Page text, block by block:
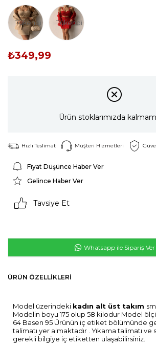
Tükendi Tükendi
₺349,99
Ürün stoklarımızda
Hızlı Teslimat Müşteri Hizmetleri
Fiyat Düşünce Haber Ver
Gelince Haber Ver
Tavsiye Et
Whatsapp ile Sipariş Ver
ÜRÜN ÖZELLIKLERI
Model üzerindeki kadın alt üst takım
Modelin boyu 175 olup 58 kilodur Model
64 Basen 95 Ürünün iç etiket bölümünde
talimatı yer almaktadır . Yıkama talimatı
gerekli bilgiye iç etiketten ulaşabilirsiniz.